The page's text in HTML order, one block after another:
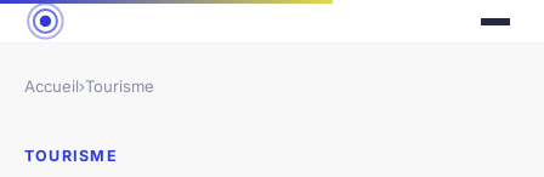
Accueil›Tourisme
TOURISME